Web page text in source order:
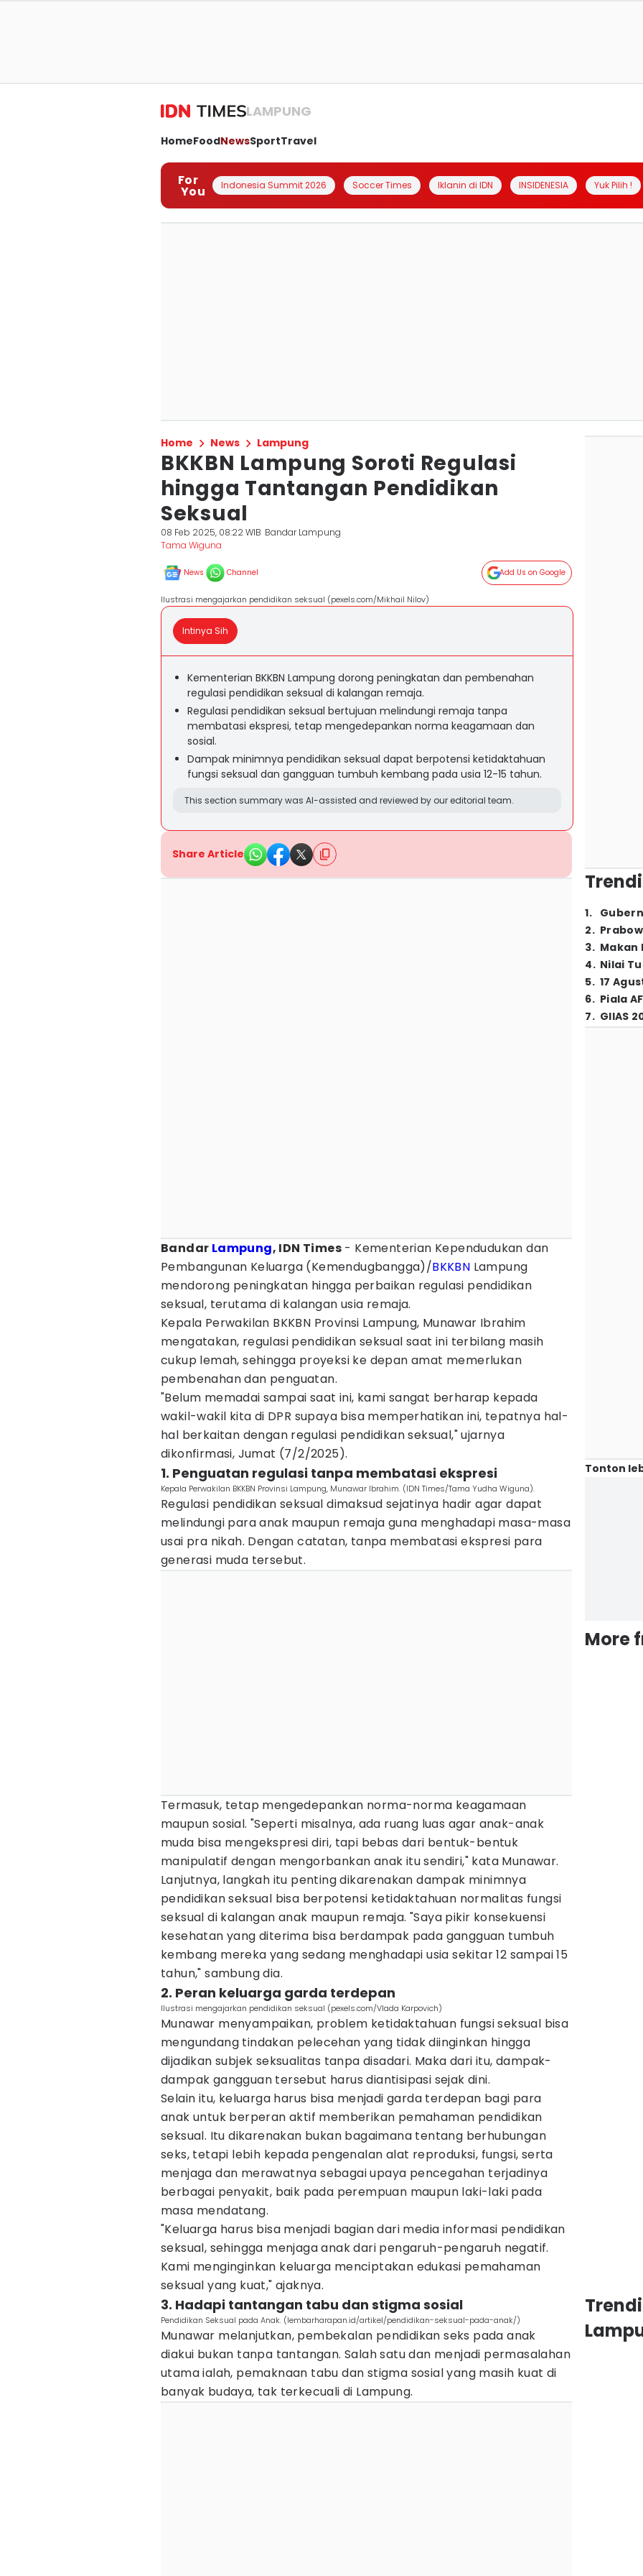
LAMPUNG
HomeFoodNewsSportTravel
For
You Indonesia Summit 2026 Soccer Times Iklanin di IDN INSIDENESIA Yuk Pilih !
Home News Lampung
BKKBN Lampung Soroti Regulasi
hingga Tantangan Pendidikan
Seksual
08 Feb 2025, 08:22 WIB Bandar Lampung
Tama Wiguna
News Channel Add Us on Google
Ilustrasi mengajarkan pendidikan seksual (pexels.com/Mikhail Nilov)
Intinya Sih
Kementerian BKKBN Lampung dorong peningkatan dan pembenahan
regulasi pendidikan seksual di kalangan remaja.
Regulasi pendidikan seksual bertujuan melindungi remaja tanpa
membatasi ekspresi, tetap mengedepankan norma keagamaan dan
sosial.
Dampak minimnya pendidikan seksual dapat berpotensi ketidaktahuan
fungsi seksual dan gangguan tumbuh kembang pada usia 12-15 tahun.
This section summary was AI-assisted and reviewed by our editorial team.
Share Article
Bandar Lampung, IDN Times - Kementerian Kependudukan dan
Pembangunan Keluarga (Kemendugbangga)/BKKBN Lampung
mendorong peningkatan hingga perbaikan regulasi pendidikan
seksual, terutama di kalangan usia remaja.
Kepala Perwakilan BKKBN Provinsi Lampung, Munawar Ibrahim
mengatakan, regulasi pendidikan seksual saat ini terbilang masih
cukup lemah, sehingga proyeksi ke depan amat memerlukan
pembenahan dan penguatan.
"Belum memadai sampai saat ini, kami sangat berharap kepada
wakil-wakil kita di DPR supaya bisa memperhatikan ini, tepatnya hal-
hal berkaitan dengan regulasi pendidikan seksual," ujarnya
dikonfirmasi, Jumat (7/2/2025).
1. Penguatan regulasi tanpa membatasi ekspresi
Kepala Perwakilan BKKBN Provinsi Lampung, Munawar Ibrahim. (IDN Times/Tama Yudha Wiguna).
Regulasi pendidikan seksual dimaksud sejatinya hadir agar dapat
melindungi para anak maupun remaja guna menghadapi masa-masa
usai pra nikah. Dengan catatan, tanpa membatasi ekspresi para
generasi muda tersebut.
Termasuk, tetap mengedepankan norma-norma keagamaan
maupun sosial. "Seperti misalnya, ada ruang luas agar anak-anak
muda bisa mengekspresi diri, tapi bebas dari bentuk-bentuk
manipulatif dengan mengorbankan anak itu sendiri," kata Munawar.
Lanjutnya, langkah itu penting dikarenakan dampak minimnya
pendidikan seksual bisa berpotensi ketidaktahuan normalitas fungsi
seksual di kalangan anak maupun remaja. "Saya pikir konsekuensi
kesehatan yang diterima bisa berdampak pada gangguan tumbuh
kembang mereka yang sedang menghadapi usia sekitar 12 sampai 15
tahun," sambung dia.
2. Peran keluarga garda terdepan
Ilustrasi mengajarkan pendidikan seksual (pexels.com/Vlada Karpovich)
Munawar menyampaikan, problem ketidaktahuan fungsi seksual bisa
mengundang tindakan pelecehan yang tidak diinginkan hingga
dijadikan subjek seksualitas tanpa disadari. Maka dari itu, dampak-
dampak gangguan tersebut harus diantisipasi sejak dini.
Selain itu, keluarga harus bisa menjadi garda terdepan bagi para
anak untuk berperan aktif memberikan pemahaman pendidikan
seksual. Itu dikarenakan bukan bagaimana tentang berhubungan
seks, tetapi lebih kepada pengenalan alat reproduksi, fungsi, serta
menjaga dan merawatnya sebagai upaya pencegahan terjadinya
berbagai penyakit, baik pada perempuan maupun laki-laki pada
masa mendatang.
"Keluarga harus bisa menjadi bagian dari media informasi pendidikan
seksual, sehingga menjaga anak dari pengaruh-pengaruh negatif.
Kami menginginkan keluarga menciptakan edukasi pemahaman
seksual yang kuat," ajaknya.
3. Hadapi tantangan tabu dan stigma sosial
Pendidikan Seksual pada Anak. (lembarharapan.id/artikel/pendidikan-seksual-pada-anak/)
Munawar melanjutkan, pembekalan pendidikan seks pada anak
diakui bukan tanpa tantangan. Salah satu dan menjadi permasalahan
utama ialah, pemaknaan tabu dan stigma sosial yang masih kuat di
banyak budaya, tak terkecuali di Lampung.
1.
2.
3. Makan
4. Nilai
5. 17
6. Piala
7. GIIAS
Tonton
More